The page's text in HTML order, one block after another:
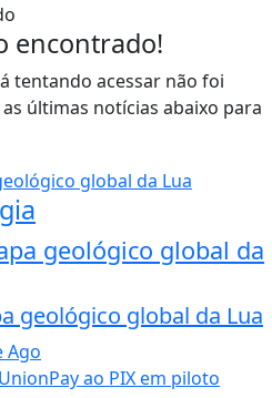
encontrado!
tentando acessar não foi
últimas notícias abaixo para
geológico global da
geológico global da Lua
Ago